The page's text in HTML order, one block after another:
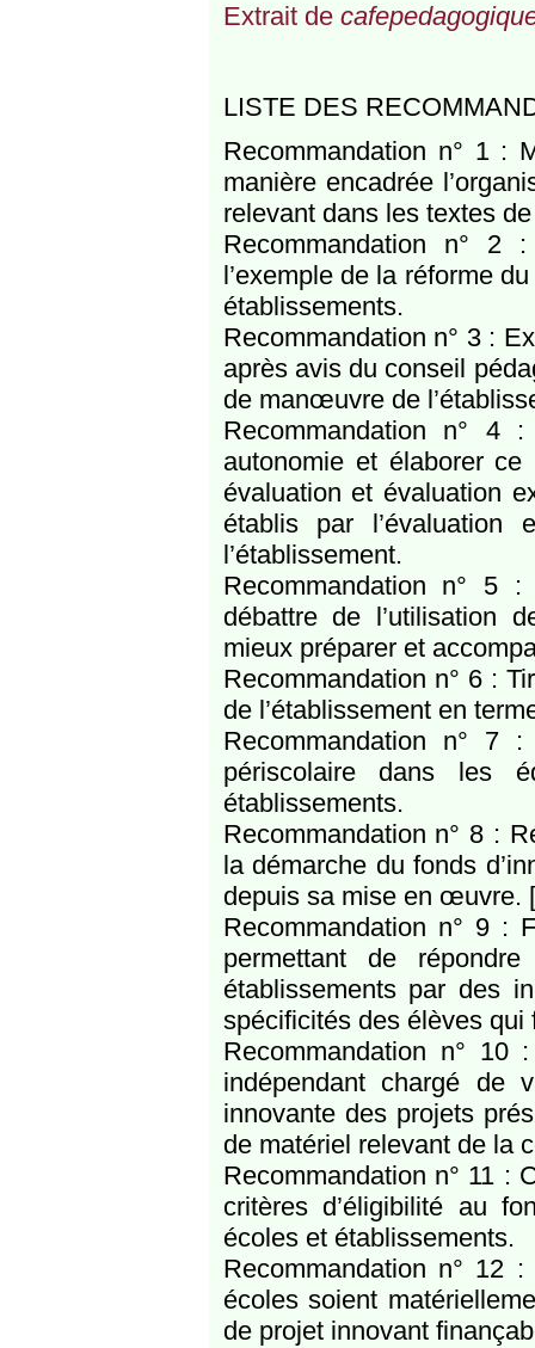
Extrait de
LISTE DES
Recommandation n° 1 :
manière encadrée
relevant dans les textes
Recommandation n° 2
l’exemple de la réforme
établissements.
Recommandation n° 3 :
après avis du conseil
de manœuvre de
Recommandation n° 4
autonomie et élaborer ce
évaluation et évaluation
établis par l’évaluation
l’établissement.
Recommandation n° 5
débattre de l’utilisation
mieux préparer et
Recommandation n° 6 :
de l’établissement en
Recommandation n° 7
périscolaire dans les
établissements.
Recommandation n° 8 :
la démarche du fonds
depuis sa mise en œuvre.
Recommandation n° 9 :
permettant de
établissements par des
spécificités des élèves qui
Recommandation n° 10
indépendant chargé de
innovante des projets
de matériel relevant de la
Recommandation n° 11 :
critères d’éligibilité au
écoles et établissements.
Recommandation n° 12
écoles soient
de projet innovant